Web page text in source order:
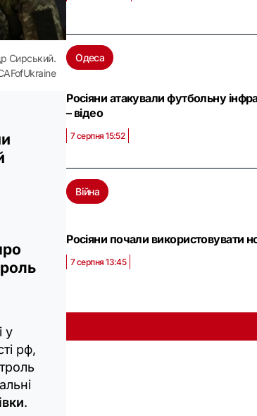
Сирський.
у
рф,
.
Одеса
Росіяни атакували футбольну
– відео
7 серпня 15:52
Війна
Росіяни почали використовувати
7 серпня 13:45